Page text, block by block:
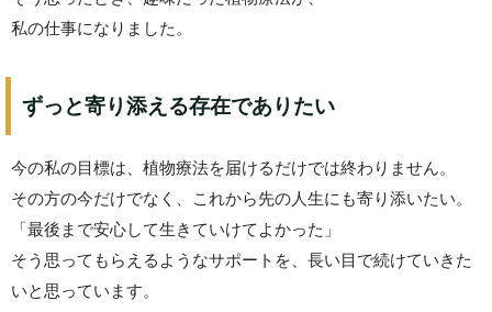
私の仕事になりました。
ずっと寄り添える存在でありたい
今の私の目標は、植物療法を届けるだけでは終わりません。
その方の今だけでなく、これから先の人生にも寄り添いたい。
「最後まで安心して生きていけてよかった」
そう思ってもらえるようなサポートを、長い目で続けていきた
いと思っています。